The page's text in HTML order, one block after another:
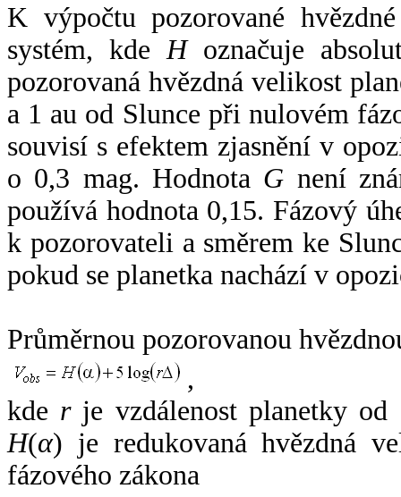
K výpočtu pozorované
systém, kde Hoznačuje
pozorovaná hvězdná velikost
a 1 au od Slunce při nulovém
souvisí s efektem zjasnění v
o 0,3 mag. Hodnota G není
používá hodnota 0,15. Fázový
k pozorovateli a směrem ke
pokud se planetka nachází v
Průměrnou pozorovanou
,
kde rje vzdálenost planetky od
H(α) je redukovaná hvězdná
fázového zákona